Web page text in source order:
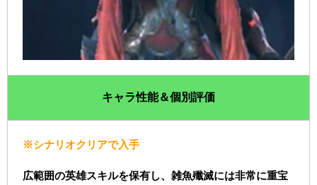
キャラ性能＆個別評価
※シナリオクリアで入手
広範囲の英雄スキルを保有し、雑魚殲滅には非常に重宝